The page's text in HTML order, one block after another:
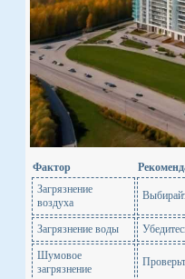
Фактор
Загрязнение
воздуха
Загрязнение воды
Шумовое
загрязнение